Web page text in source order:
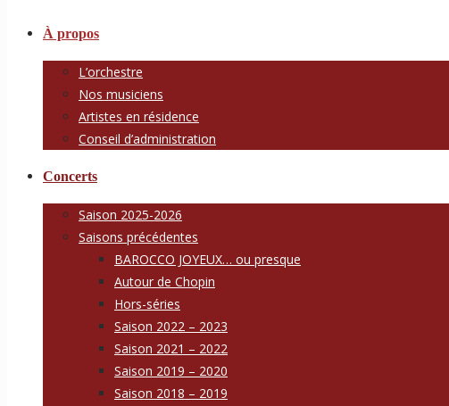
À propos
L’orchestre
Nos musiciens
Artistes en résidence
Conseil d’administration
Concerts
Saison 2025-2026
Saisons précédentes
BAROCCO JOYEUX… ou presque
Autour de Chopin
Hors-séries
Saison 2022 – 2023
Saison 2021 – 2022
Saison 2019 – 2020
Saison 2018 – 2019